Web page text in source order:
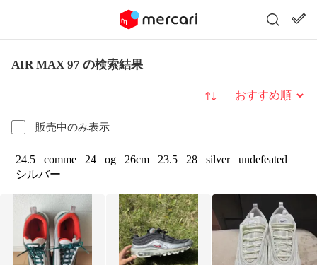
AIR MAX 97 の検索結果
販売中のみ表示
並び替え
24.5 comme 24 og 26cm 23.5 28 silver
undefeated
シルバー